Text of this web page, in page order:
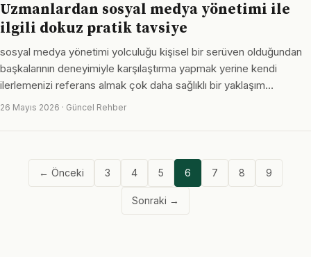
Uzmanlardan sosyal medya yönetimi ile
ilgili dokuz pratik tavsiye
sosyal medya yönetimi yolculuğu kişisel bir serüven olduğundan
başkalarının deneyimiyle karşılaştırma yapmak yerine kendi
ilerlemenizi referans almak çok daha sağlıklı bir yaklaşım…
26 Mayıs 2026 · Güncel Rehber
← Önceki 3 4 5 6 7 8 9
Sonraki →